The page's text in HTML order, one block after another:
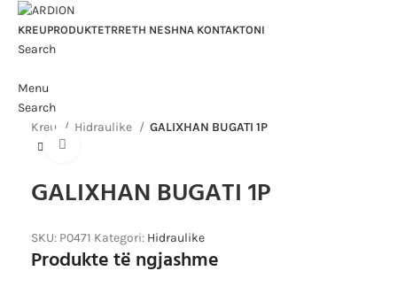
KREUPRODUKTETRRETH NESHNA KONTAKTONI
Search
Menu
Search
Kreu
Hidraulike GALIXHAN BUGATI 1P
GALIXHAN BUGATI 1P
SKU: P0471 Kategori: Hidraulike
Produkte të ngjashme